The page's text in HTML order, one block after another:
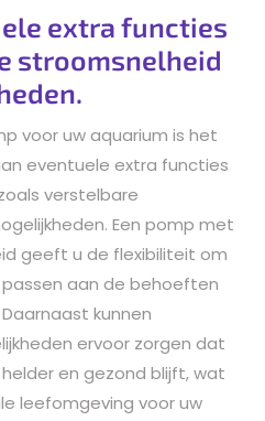
extra functies
stroomsnelheid
voor uw aquarium is het
eventuele extra functies
verstelbare
Een pomp met
geeft u de flexibiliteit om
aan de behoeften
kunnen
ervoor zorgen dat
en gezond blijft, wat
leefomgeving voor uw